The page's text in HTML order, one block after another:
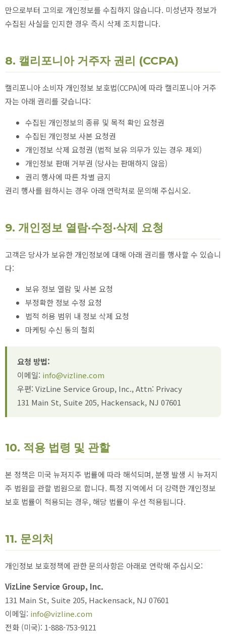
만으로부터 고의로 개인정보를 수집하지 않습니다. 미성년자 정보가
수집된 사실을 인지한 경우 즉시 삭제 조치합니다.
8. 캘리포니아 거주자 권리 (CCPA)
캘리포니아 소비자 개인정보 보호법(CCPA)에 따라 캘리포니아 거주
자는 아래 권리를 갖습니다:
수집된 개인정보의 종류 및 목적 확인 요청권
수집된 개인정보 사본 요청권
개인정보 삭제 요청권 (법적 보유 의무가 있는 경우 제외)
개인정보 판매 거부권 (당사는 판매하지 않음)
권리 행사에 따른 차별 금지
권리 행사를 원하시는 경우 아래 연락처로 문의해 주십시오.
9. 개인정보 열람·수정·삭제 요청
고객은 당사가 보유한 개인정보에 대해 아래 권리를 행사할 수 있습니
다:
보유 정보 열람 및 사본 요청
부정확한 정보 수정 요청
법적 허용 범위 내 정보 삭제 요청
마케팅 수신 동의 철회
요청 방법:
이메일: info@vizline.com
우편: VizLine Service Group, Inc., Attn: Privacy
131 Main St, Suite 205, Hackensack, NJ 07601
10. 적용 법령 및 관할
본 정책은 미국 뉴저지주 법률에 따라 해석되며, 분쟁 발생 시 뉴저지
주 법원을 관할 법원으로 합니다. 특정 지역에서 더 강력한 개인정보
보호 법률이 적용되는 경우, 해당 법률이 우선 적용됩니다.
11. 문의처
개인정보 보호정책에 관한 문의사항은 아래로 연락해 주십시오:
VizLine Service Group, Inc.
131 Main St, Suite 205, Hackensack, NJ 07601
이메일: info@vizline.com
전화 (미국): 1-888-753-9121